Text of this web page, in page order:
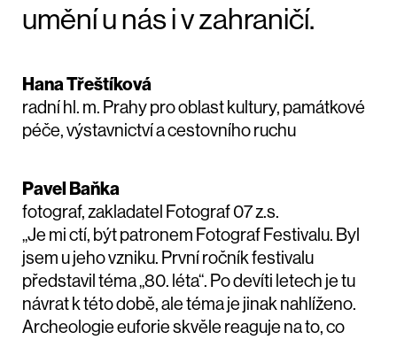
umění u nás i v zahraničí.
Hana Třeštíková
radní hl. m. Prahy pro oblast kultury, památkové
péče, výstavnictví a cestovního ruchu
Pavel Baňka
fotograf, zakladatel Fotograf 07 z.s.
„Je mi ctí, být patronem Fotograf Festivalu. Byl
jsem u jeho vzniku. První ročník festivalu
představil téma „80. léta“. Po devíti letech je tu
návrat k této době, ale téma je jinak nahlíženo.
Archeologie euforie skvěle reaguje na to, co